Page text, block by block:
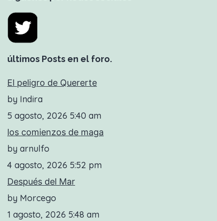
últimos Posts en el foro.
El peligro de Quererte
by Indira
5 agosto, 2026 5:40 am
los comienzos de maga
by arnulfo
4 agosto, 2026 5:52 pm
Después del Mar
by Morcego
1 agosto, 2026 5:48 am